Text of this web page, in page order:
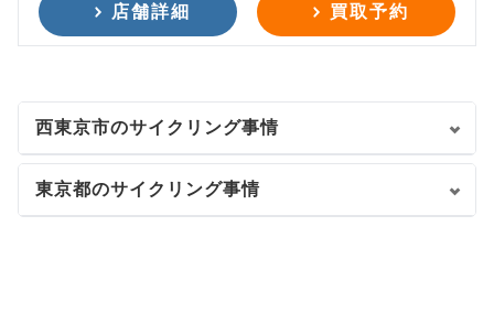
店舗詳細 買取予約
西東京市のサイクリング事情
東京都のサイクリング事情